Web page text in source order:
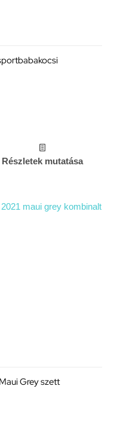
Részletek mutatása
Grey szett